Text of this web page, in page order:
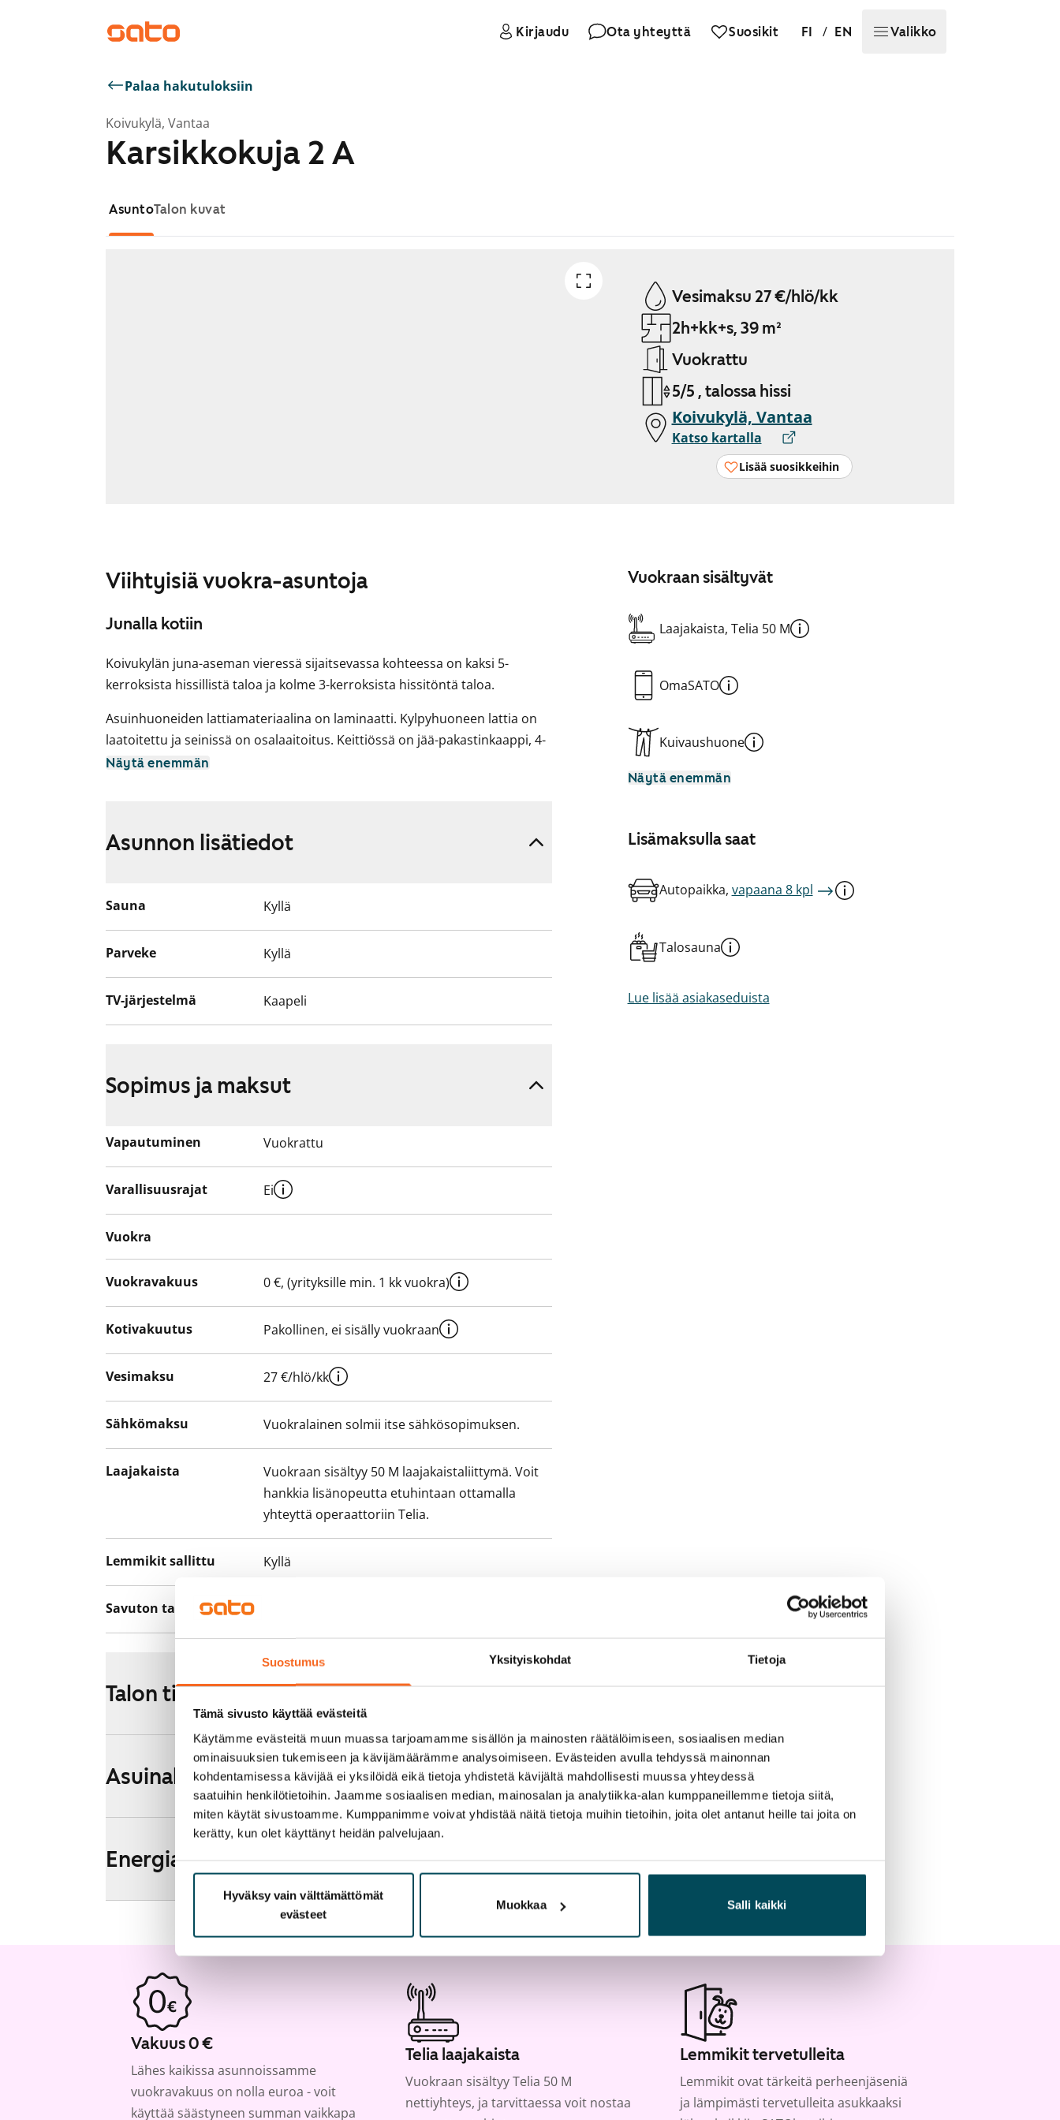
Suostumus Yksityiskohdat Tietoja
Tämä sivusto käyttää evästeitä
Käytämme evästeitä muun muassa tarjoamamme sisällön ja mainosten räätälöimiseen, sosiaalisen median
ominaisuuksien tukemiseen ja kävijämäärämme analysoimiseen. Evästeiden avulla tehdyssä mainonnan
kohdentamisessa kävijää ei yksilöidä eikä tietoja yhdistetä kävijältä mahdollisesti muussa yhteydessä
saatuihin henkilötietoihin. Jaamme sosiaalisen median, mainosalan ja analytiikka-alan kumppaneillemme tietoja siitä,
miten käytät sivustoamme. Kumppanimme voivat yhdistää näitä tietoja muihin tietoihin, joita olet antanut heille tai joita on
kerätty, kun olet käyttänyt heidän palvelujaan.
Hyväksy vain välttämättömät
evästeet
Muokkaa Salli kaikki
Kirjaudu Ota yhteyttä Suosikit FI / EN Valikko
Palaa hakutuloksiin
Koivukylä, Vantaa
Karsikkokuja 2 A
AsuntoTalon kuvat
Vesimaksu 27 €/hlö/kk
2h+kk+s, 39 m²
Vuokrattu
5/5 , talossa hissi
Koivukylä, Vantaa
Katso kartalla
Lisää suosikkeihin
Viihtyisiä vuokra-asuntoja
Junalla kotiin
Koivukylän juna-aseman vieressä sijaitsevassa kohteessa on kaksi 5-
kerroksista hissillistä taloa ja kolme 3-kerroksista hissitöntä taloa.
Asuinhuoneiden lattiamateriaalina on laminaatti. Kylpyhuoneen lattia on
laatoitettu ja seinissä on osalaaitoitus. Keittiössä on jää-pakastinkaappi, 4-
levyinen liesi sekä varaus astianpesukoneelle.
Näytä enemmän
Vuokraan sisältyvät
Laajakaista, Telia 50 M
OmaSATO
Kuivaushuone
Näytä enemmän
Lisämaksulla saat
Autopaikka, vapaana 8 kpl
Talosauna
Lue lisää asiakaseduista
Asunnon lisätiedot
Sauna Kyllä
Parveke Kyllä
TV-järjestelmä Kaapeli
Sopimus ja maksut
Vapautuminen Vuokrattu
Varallisuusrajat Ei
Vuokra
Vuokravakuus 0 €, (yrityksille min. 1 kk vuokra)
Kotivakuutus Pakollinen, ei sisälly vuokraan
Vesimaksu 27 €/hlö/kk
Sähkömaksu Vuokralainen solmii itse sähkösopimuksen.
Laajakaista
Vuokraan sisältyy 50 M laajakaistaliittymä. Voit
hankkia lisänopeutta etuhintaan ottamalla
yhteyttä operaattoriin Telia.
Lemmikit sallittu Kyllä
Savuton talo
Talon tiedot
Asuinalueen esittely ja kartta
Energia
Vakuus 0 €
Lähes kaikissa asunnoissamme
vuokravakuus on nolla euroa - voit
käyttää säästyneen summan vaikkapa
Telia laajakaista
Vuokraan sisältyy Telia 50 M
nettiyhteys, ja tarvittaessa voit nostaa
Lemmikit tervetulleita
Lemmikit ovat tärkeitä perheenjäseniä
ja lämpimästi tervetulleita asukkaaksi